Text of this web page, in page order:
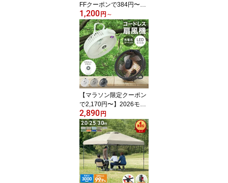
FFクーポンで384円〜】
ヘアドライタオル 2枚セ
ット タオル マイクロフ
ァイバー 超高吸水 速乾
ヘアタオル お風呂上がり
ドライタオル 吸水タオル
速乾タオル 髪 ヘアード
ライタオル ヘアドライ
時短 髪の毛 速乾 乾きや
すいタオル 美髪 髪 プレ
ゼント
1,200円 ～
【マラソン限定クーポン
で2,170円〜】2026モデ
ル 扇風機 コードレス 卓
上 吊り下げ アウトドア
キャンプ テント照明 卓
上扇風機 吊り下げ扇風機
壁掛け マグネットリモコ
ン付き LED照明 風量調
整 熱中症対策 三脚ネジ
穴 持ち運び 充電式 ポー
2,890円